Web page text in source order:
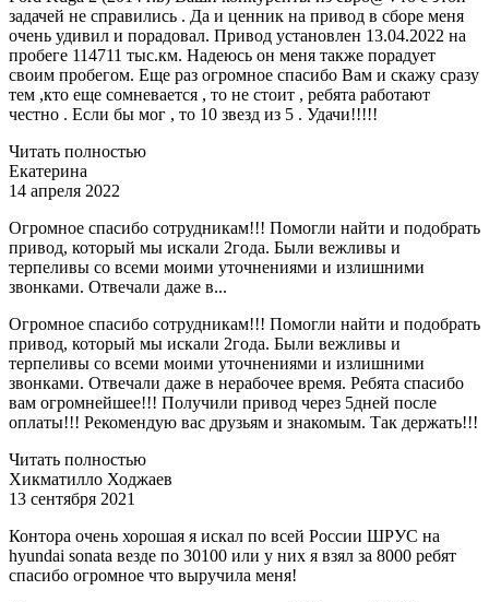
задачей не справились . Да и ценник на привод в сборе меня
очень удивил и порадовал. Привод установлен 13.04.2022 на
пробеге 114711 тыс.км. Надеюсь он меня также порадует
своим пробегом. Еще раз огромное спасибо Вам и скажу сразу
тем ,кто еще сомневается , то не стоит , ребята работают
честно . Если бы мог , то 10 звезд из 5 . Удачи!!!!!
Читать полностью
Екатерина
14 апреля 2022
Огромное спасибо сотрудникам!!! Помогли найти и подобрать
привод, который мы искали 2года. Были вежливы и
терпеливы со всеми моими уточнениями и излишними
звонками. Отвечали даже в...
Огромное спасибо сотрудникам!!! Помогли найти и подобрать
привод, который мы искали 2года. Были вежливы и
терпеливы со всеми моими уточнениями и излишними
звонками. Отвечали даже в нерабочее время. Ребята спасибо
вам огромнейшее!!! Получили привод через 5дней после
оплаты!!! Рекомендую вас друзьям и знакомым. Так держать!!!
Читать полностью
Хикматилло Ходжаев
13 сентября 2021
Контора очень хорошая я искал по всей России ШРУС на
hyundai sonata везде по 30100 или у них я взял за 8000 ребят
спасибо огромное что выручила меня!